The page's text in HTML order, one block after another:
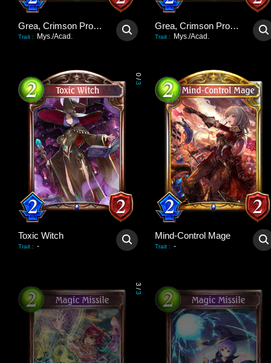
Grea, Crimson Promise
Trait : Mys./Acad.
Grea, Crimson Promise
Trait : Mys./Acad.
0
/
3
Toxic Witch
Trait : -
Mind-Control Mage
Trait : -
3
/
3